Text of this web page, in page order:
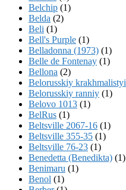
Belchip (1)
Belda (2)
Beli (1)
Bell's Purple (1)
Belladonna (1973) (1)
Belle de Fontenay (1)
Bellona (2)
Belorusskiy krakhmalistyi
Belorusskiy ranniy (1)
Belovo 1013 (1)
BelRus (1)
Beltsville 2067-16 (1)
Beltsville 355-35 (1)
Beltsville 76-23 (1)
Benedetta (Benedikta) (1)
Benimaru (1)
Benol (1)